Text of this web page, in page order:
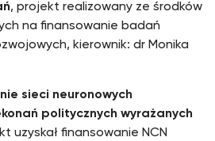
, projekt realizowany ze środków
na finansowanie badań
kierownik: dr Monika
sieci neuronowych
politycznych wyrażanych
uzyskał finansowanie NCN